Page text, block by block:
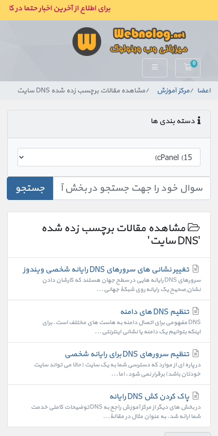
برای اطلاع از آخرین اخبار حتما در
0 کارت خرید
اعضا مرکز آموزش مشاهده مقالات برچسب زده شده DNS سایت
دسته بندی ها
جستجو
مشاهده مقالات برچسب زده شده
'DNS سایت'
تغییر نشانی های سرورهای DNS رایانه شخصی ویندوز
سرورهای DNS رایانه هایی در سطح جهان هستند که کارشان دادن
نشانِ صحیح یک رایانه روی شبکۀ جهانی...
تنظیم DNS های دامنه
DNS مفهومی برای اتصال دامنه به هاست های مختلف است. برای
اینکه بتوانیم یک دامنه یا نشانی اینترنتی...
تنظیم سرورهای DNS برای رایانه شخصی
در پاره ای از موارد که دسترسی شما به یک سایت (حالا می تواند سایت
خودتان باشد) برقرار نمی شود، اما...
پاک کردن کش DNS رایانه
در بخش های دیگر از مرکز آموزش راجع به DNS توضیحات کاملی خدمت
شما ارائه شد. به عنوان مثال در مقالۀ...